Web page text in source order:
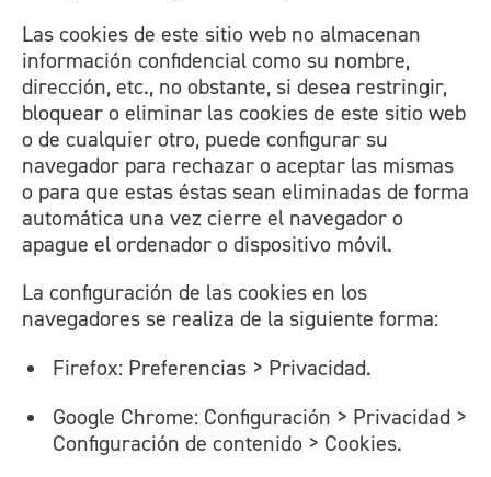
Las cookies de este sitio web no almacenan
información confidencial como su nombre,
dirección, etc., no obstante, si desea restringir,
bloquear o eliminar las cookies de este sitio web
o de cualquier otro, puede configurar su
navegador para rechazar o aceptar las mismas
o para que estas éstas sean eliminadas de forma
automática una vez cierre el navegador o
apague el ordenador o dispositivo móvil.
La configuración de las cookies en los
navegadores se realiza de la siguiente forma:
Firefox: Preferencias > Privacidad.
Google Chrome: Configuración > Privacidad >
Configuración de contenido > Cookies.